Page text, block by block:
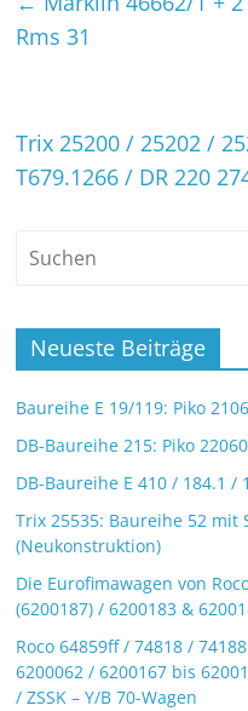
Rms 31
Trix 25200 / 25202 /
T679.1266 / DR 220
Neueste Beiträge
Baureihe E 19/119: Piko
DB-Baureihe 215: Piko
DB-Baureihe E 410 / 184.1 /
Trix 25535: Baureihe 52
(Neukonstruktion)
Die Eurofimawagen von
(6200187) / 6200183 &
Roco 64859ff / 74818 /
6200062 / 6200167 bis
/ ZSSK – Y/B 70-Wagen